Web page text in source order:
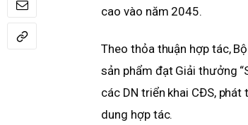
cao vào năm 2045.
Theo thỏa thuận hợp tác,
sản phẩm đạt Giải thưởng
các DN triển khai CĐS,
dung hợp tác.